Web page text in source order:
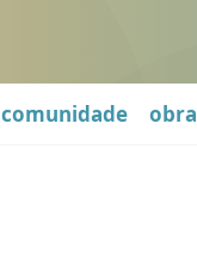
comunidade